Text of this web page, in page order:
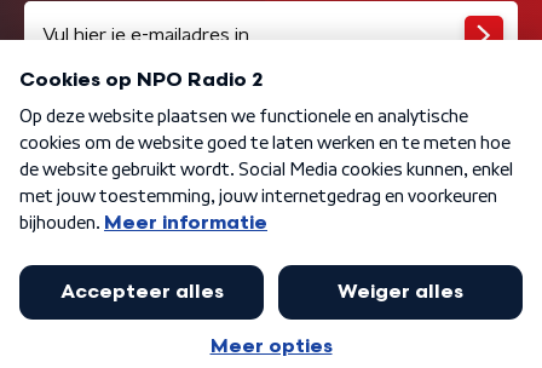
Algemene voorwaarden